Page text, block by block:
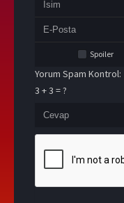
Spoiler
Yorum Spam Kontrol:
3 + 3 = ?